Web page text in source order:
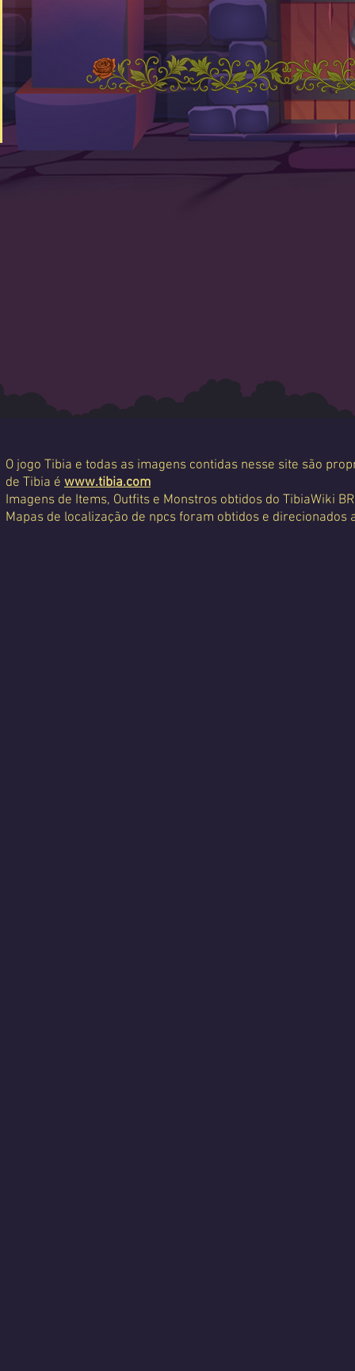
O jogo Tibia e todas as imagens contidas nesse site são
de Tibia é www.tibia.com
Imagens de Items, Outfits e Monstros obtidos do TibiaWiki
Mapas de localização de npcs foram obtidos e direcionados